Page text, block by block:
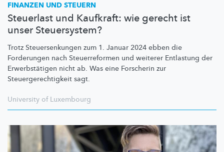
FINANZEN UND STEUERN
Steuerlast und Kaufkraft: wie gerecht ist
unser Steuersystem?
Trotz Steuersenkungen zum 1. Januar 2024 ebben die
Forderungen nach Steuerreformen und weiterer Entlastung der
Erwerbstätigen nicht ab. Was eine Forscherin zur
Steuergerechtigkeit sagt.
University of Luxembourg